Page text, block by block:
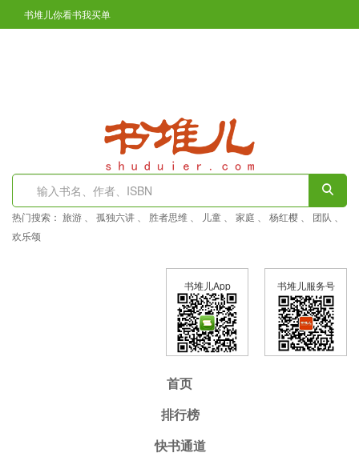
书堆儿你看书我买单
热门搜索： 旅游 孤独六讲 胜者思维 儿童 家庭 杨红樱 团队
欢乐颂
书堆儿服务号
书堆儿App
首页
排行榜
快书通道